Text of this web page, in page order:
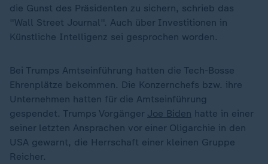
die Gunst des Präsidenten zu sichern, schrieb das
"Wall Street Journal". Auch über Investitionen in
Künstliche Intelligenz sei gesprochen worden.
Bei Trumps Amtseinführung hatten die Tech-Bosse
Ehrenplätze bekommen. Die Konzernchefs bzw. ihre
Unternehmen hatten für die Amtseinführung
gespendet. Trumps Vorgänger Joe Biden hatte in einer
seiner letzten Ansprachen vor einer Oligarchie in den
USA gewarnt, die Herrschaft einer kleinen Gruppe
Reicher.